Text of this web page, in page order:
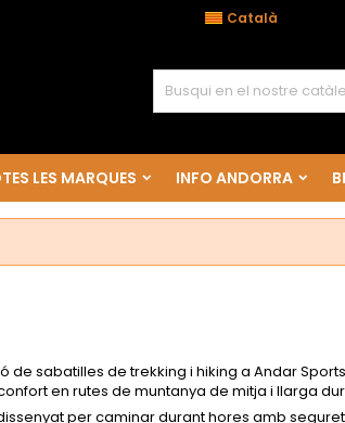
Català
LES MARQUES INFO ANDORRA
de sabatilles de trekking i hiking a Andar
en rutes de muntanya de mitja i llarga
per caminar durant hores amb